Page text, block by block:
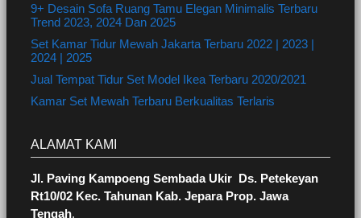
9+ Desain Sofa Ruang Tamu Elegan Minimalis Terbaru
Trend 2023, 2024 Dan 2025
Set Kamar Tidur Mewah Jakarta Terbaru 2022 | 2023 |
2024 | 2025
Jual Tempat Tidur Set Model Ikea Terbaru 2020/2021
Kamar Set Mewah Terbaru Berkualitas Terlaris
ALAMAT KAMI
Jl. Paving Kampoeng Sembada Ukir Ds. Petekeyan
Rt10/02 Kec. Tahunan Kab. Jepara Prop. Jawa
Tengah.